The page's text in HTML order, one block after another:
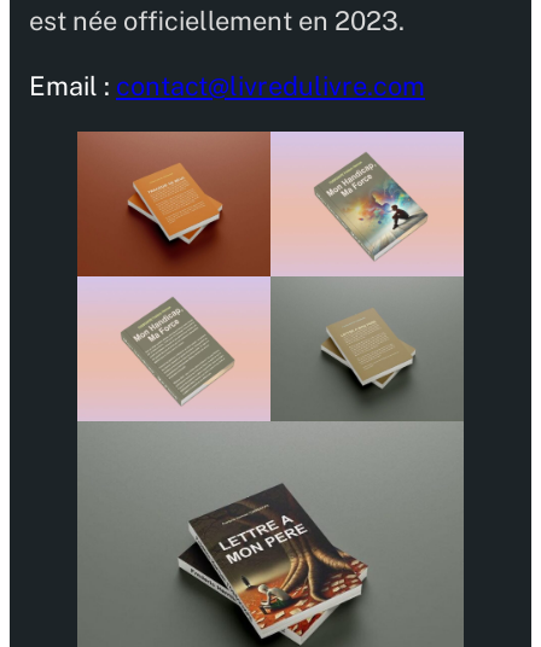
est née officiellement en 2023.
Email : contact@livredulivre.com